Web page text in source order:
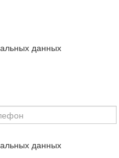
данных
данных